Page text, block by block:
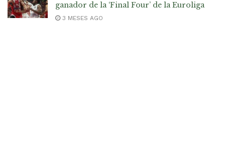
ganador de la ‘Final Four’ de la Euroliga
3 MESES AGO